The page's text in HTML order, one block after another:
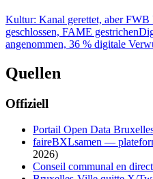
Kultur: Kanal gerettet, aber
geschlossen, FAME gestrichen
angenommen, 36 % digitale
Quellen
Offiziell
Portail Open Data
faireBXLsamen —
2026)
Conseil communal en